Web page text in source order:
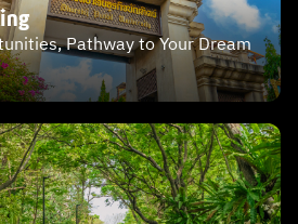
Pathway to Your Dream